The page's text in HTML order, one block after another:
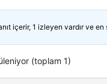
içerir, 1 izleyen vardır ve en
(toplam 1)